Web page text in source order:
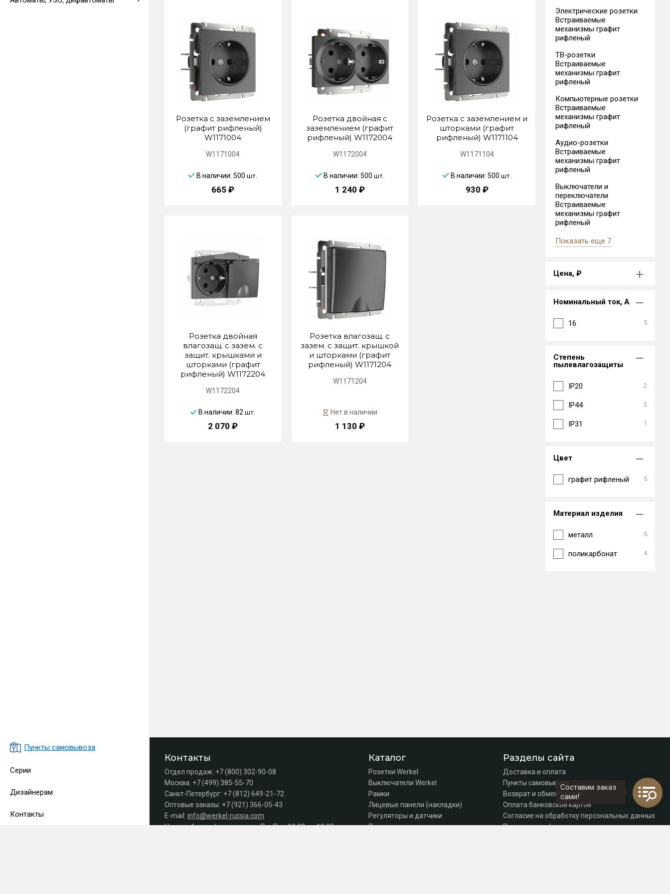
Пункты самовывоза
Серии
Дизайнерам
Контакты
Розетка с заземлением
(графит рифленый)
W1171004
W1171004
В наличии: 500шт.
665 ₽
Розетка двойная с
заземлением (графит
рифленый) W1172004
W1172004
В наличии: 500 шт.
1 240 ₽
Розетка с заземлением и
шторками (графит
рифленый) W1171104
W1171104
В наличии: 500 шт.
930 ₽
Розетка двойная
влагозащ. с зазем. с
защит. крышками и
шторками (графит
рифленый) W1172204
W1172204
В наличии: 82шт.
2 070 ₽
Розетка влагозащ. с
зазем. с защит. крышкой
и шторками (графит
рифленый) W1171204
W1171204
Нет в наличии
1 130 ₽
Электрические розетки
Встраиваемые
механизмы графит
рифленый
ТВ-розетки
Встраиваемые
механизмы графит
рифленый
Компьютерные розетки
Встраиваемые
механизмы графит
рифленый
Аудио-розетки
Встраиваемые
механизмы графит
рифленый
Выключатели и
переключатели
Встраиваемые
механизмы графит
рифленый
Показать еще 7
Цена, ₽
Номинальный ток, А
16 5
Степень
пылевлагозащиты
IP20 2
IP44 2
IP31 1
Цвет
графит рифленый 5
Материал изделия
металл 5
поликарбонат 4
Контакты
Отдел продаж: +7 (800) 302-90-08
Москва: +7 (499) 385-55-70
Санкт-Петербург: +7 (812) 649-21-72
Оптовые заказы: +7 (921) 366-05-43
E-mail: info@werkel-russia.com
Часы работы офиса продаж: Пн–Пт с 10:00 до 18:00
Каталог
Розетки Werkel
Выключатели Werkel
Рамки
Лицевые панели (накладки)
Регуляторы и датчики
Подсветка лестниц
Разделы сайта
Доставка и оплата
Пункты самовывоза
Возврат и обмен товара
Оплата банковской картой
Согласие на обработку персональных данных
Политика конфиденциальности
Составим заказ
сами!